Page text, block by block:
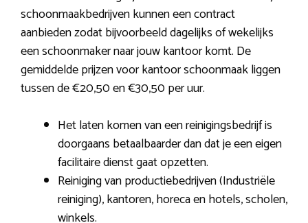
schoonmaakbedrijven kunnen een contract
aanbieden zodat bijvoorbeeld dagelijks of wekelijks
een schoonmaker naar jouw kantoor komt. De
gemiddelde prijzen voor kantoor schoonmaak liggen
tussen de €20,50 en €30,50 per uur.
Het laten komen van een reinigingsbedrijf is
doorgaans betaalbaarder dan dat je een eigen
facilitaire dienst gaat opzetten.
Reiniging van productiebedrijven (Industriële
reiniging), kantoren, horeca en hotels, scholen,
winkels.